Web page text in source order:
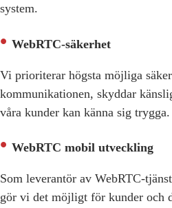
system.
WebRTC-säkerhet
Vi prioriterar högsta möjliga
kommunikationen, skyddar
våra kunder kan känna sig trygga.
WebRTC mobil utveckling
Som leverantör av WebRTC-
gör vi det möjligt för kunder och